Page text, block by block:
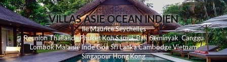
VILLAS ASIE OCEAN INDIEN
Ile MauriceSeychelles
ReunionThailandePhuketKohSamui Bali SeminyakCanggu
LombokMalaisieIndeGoaSri LankaCambodgeVietnam
SingapourHong Kong